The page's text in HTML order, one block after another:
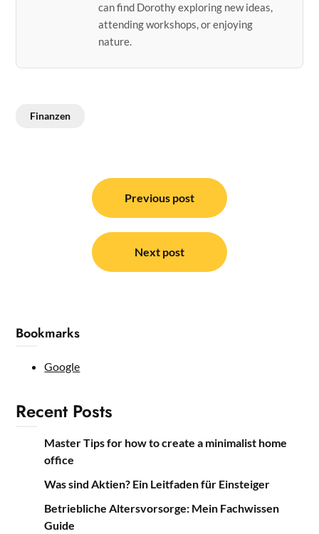
can find Dorothy exploring new ideas,
attending workshops, or enjoying
nature.
Finanzen
navigation
Previous post
Next post
Bookmarks
Google
Recent Posts
Master Tips for how to create a minimalist home
office
Was sind Aktien? Ein Leitfaden für Einsteiger
Betriebliche Altersvorsorge: Mein Fachwissen
Guide